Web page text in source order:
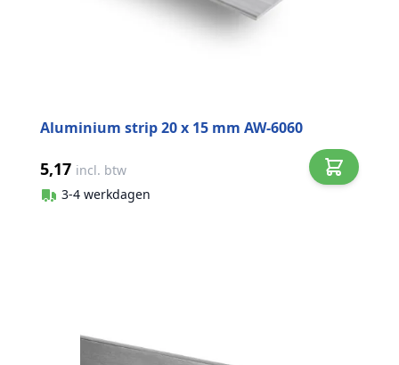
Aluminium strip 20 x 15 mm AW-6060
5,17 incl. btw
3-4 werkdagen